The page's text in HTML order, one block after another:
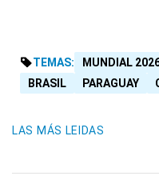
TEMAS: MUNDIAL
BRASIL
PARAGUAY
LAS MÁS LEIDAS